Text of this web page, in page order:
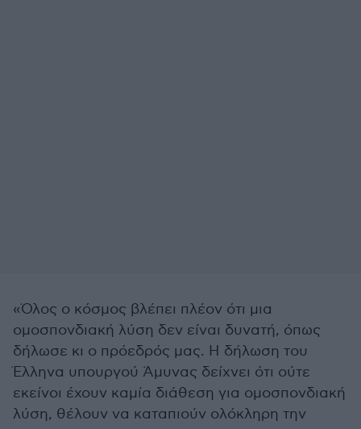
«Όλος ο κόσμος βλέπει πλέον ότι μια
ομοσπονδιακή λύση δεν είναι δυνατή, όπως
δήλωσε κι ο πρόεδρός μας. Η δήλωση του
Έλληνα υπουργού Άμυνας δείχνει ότι ούτε
εκείνοι έχουν καμία διάθεση για ομοσπονδιακή
λύση, θέλουν να καταπιούν ολόκληρη την